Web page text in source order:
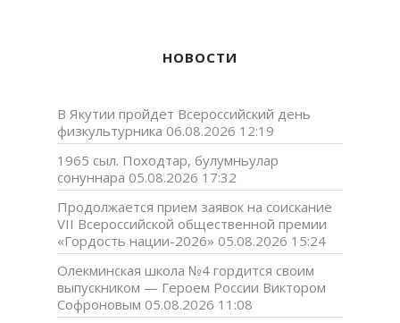
НОВОСТИ
В Якутии пройдет Всероссийский день
физкультурника 06.08.2026 12:19
1965 сыл. Походтар, булумньулар
сонуннара 05.08.2026 17:32
Продолжается прием заявок на соискание
VII Всероссийской общественной премии
«Гордость нации-2026» 05.08.2026 15:24
Олекминская школа №4 гордится своим
выпускником — Героем России Виктором
Софроновым 05.08.2026 11:08